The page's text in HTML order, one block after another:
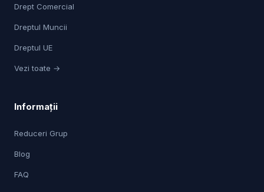
Drept Comercial
Dreptul Muncii
Dreptul UE
Vezi toate →
Informații
Reduceri Grup
Blog
FAQ